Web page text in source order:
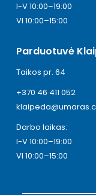
I-V 10:00–19:00
VI 10:00–15:00
Parduotuvė
Taikos pr. 64
+370 46 411 052
Darbo laikas:
I-V 10:00–19:00
VI 10:00–15:00